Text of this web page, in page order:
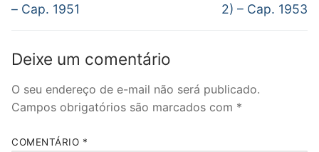
– Cap. 1951
2) – Cap. 1953
Deixe um comentário
O seu endereço de e-mail não será publicado.
Campos obrigatórios são marcados com *
COMENTÁRIO *